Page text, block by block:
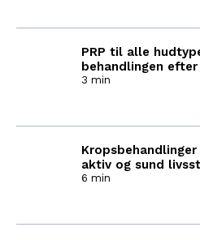
PRP til alle
behandlingen
3 min
aktiv og sund
6 min